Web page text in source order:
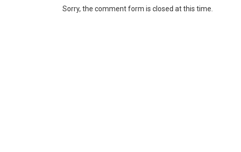
Sorry, the comment form is closed at this time.